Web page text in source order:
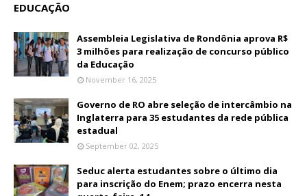
EDUCAÇÃO
Assembleia Legislativa de Rondônia aprova R$
3 milhões para realização de concurso público
da Educação
November 16, 2025
Governo de RO abre seleção de intercâmbio na
Inglaterra para 35 estudantes da rede pública
estadual
September 02, 2025
Seduc alerta estudantes sobre o último dia
para inscrição do Enem; prazo encerra nesta